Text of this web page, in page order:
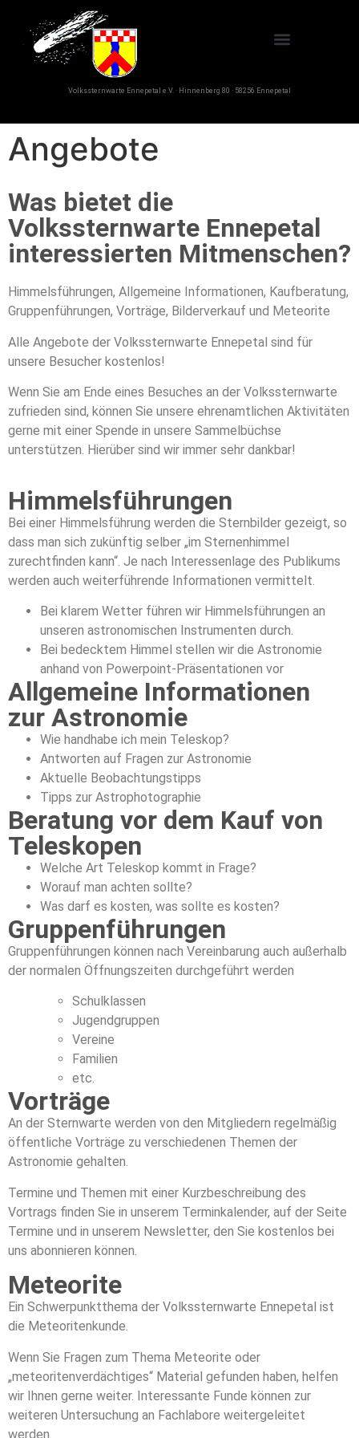
Volkssternwarte Ennepetal e.V. · Hinnenberg 80 · 58256 Ennepetal
Angebote
Was bietet die
Volkssternwarte Ennepetal
interessierten Mitmenschen?
Himmelsführungen, Allgemeine Informationen, Kaufberatung,
Gruppenführungen, Vorträge, Bilderverkauf und Meteorite
Alle Angebote der Volkssternwarte Ennepetal sind für
unsere Besucher kostenlos!
Wenn Sie am Ende eines Besuches an der Volkssternwarte
zufrieden sind, können Sie unsere ehrenamtlichen Aktivitäten
gerne mit einer Spende in unsere Sammelbüchse
unterstützen. Hierüber sind wir immer sehr dankbar!
Himmelsführungen
Bei einer Himmelsführung werden die Sternbilder gezeigt, so
dass man sich zukünftig selber „im Sternenhimmel
zurechtfinden kann“. Je nach Interessenlage des Publikums
werden auch weiterführende Informationen vermittelt.
Bei klarem Wetter führen wir Himmelsführungen an
unseren astronomischen Instrumenten durch.
Bei bedecktem Himmel stellen wir die Astronomie
anhand von Powerpoint-Präsentationen vor
Allgemeine Informationen
zur Astronomie
Wie handhabe ich mein Teleskop?
Antworten auf Fragen zur Astronomie
Aktuelle Beobachtungstipps
Tipps zur Astrophotographie
Beratung vor dem Kauf von
Teleskopen
Welche Art Teleskop kommt in Frage?
Worauf man achten sollte?
Was darf es kosten, was sollte es kosten?
Gruppenführungen
Gruppenführungen können nach Vereinbarung auch außerhalb
der normalen Öffnungszeiten durchgeführt werden
Schulklassen
Jugendgruppen
Vereine
Familien
etc.
Vorträge
An der Sternwarte werden von den Mitgliedern regelmäßig
öffentliche Vorträge zu verschiedenen Themen der
Astronomie gehalten.
Termine und Themen mit einer Kurzbeschreibung des
Vortrags finden Sie in unserem Terminkalender, auf der Seite
Termine und in unserem Newsletter, den Sie kostenlos bei
uns abonnieren können.
Meteorite
Ein Schwerpunktthema der Volkssternwarte Ennepetal ist
die Meteoritenkunde.
Wenn Sie Fragen zum Thema Meteorite oder
„meteoritenverdächtiges“ Material gefunden haben, helfen
wir Ihnen gerne weiter. Interessante Funde können zur
weiteren Untersuchung an Fachlabore weitergeleitet
werden.